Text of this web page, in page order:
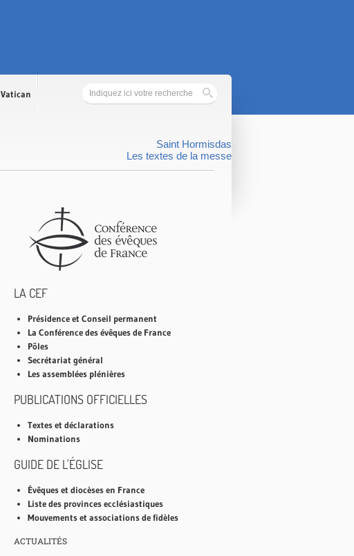
Vatican
Saint Hormisdas
Les textes de la messe
LA CEF
Présidence et Conseil permanent
La Conférence des évêques de France
Pôles
Secrétariat général
Les assemblées plénières
PUBLICATIONS OFFICIELLES
Textes et déclarations
Nominations
GUIDE DE L'ÉGLISE
Évêques et diocèses en France
Liste des provinces ecclésiastiques
Mouvements et associations de fidèles
ACTUALITÉS